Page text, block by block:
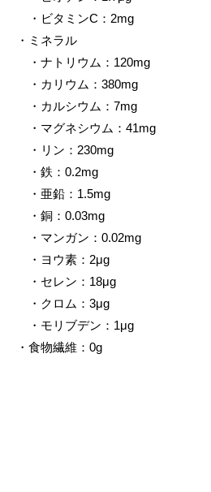
・ビタミンC：2mg
・ミネラル
・ナトリウム：120mg
・カリウム：380mg
・カルシウム：7mg
・マグネシウム：41mg
・リン：230mg
・鉄：0.2mg
・亜鉛：1.5mg
・銅：0.03mg
・マンガン：0.02mg
・ヨウ素：2μg
・セレン：18μg
・クロム：3μg
・モリブデン：1μg
・食物繊維：0g